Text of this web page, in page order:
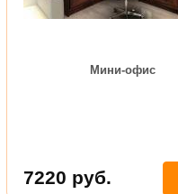
Мини-офис
7220 руб.